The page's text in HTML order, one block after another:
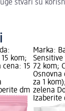
stvari su
kom;
cena: 15
dm
Marka:
72 kom;
Osnovna
za 1
zelena
Izaberite